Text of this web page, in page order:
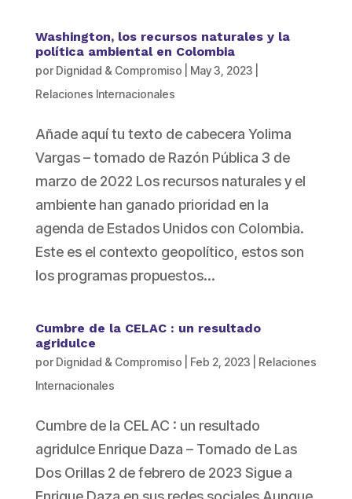
Washington, los recursos naturales y la
política ambiental en Colombia
por Dignidad & Compromiso May 3, 2023
Relaciones Internacionales
Añade aquí tu texto de cabecera Yolima
Vargas – tomado de Razón Pública 3 de
marzo de 2022 Los recursos naturales y el
ambiente han ganado prioridad en la
agenda de Estados Unidos con Colombia.
Este es el contexto geopolítico, estos son
los programas propuestos...
Cumbre de la CELAC : un resultado
agridulce
por Dignidad & Compromiso Feb 2, 2023
Relaciones
Internacionales
Cumbre de la CELAC : un resultado
agridulce Enrique Daza – Tomado de Las
Dos Orillas 2 de febrero de 2023 Sigue a